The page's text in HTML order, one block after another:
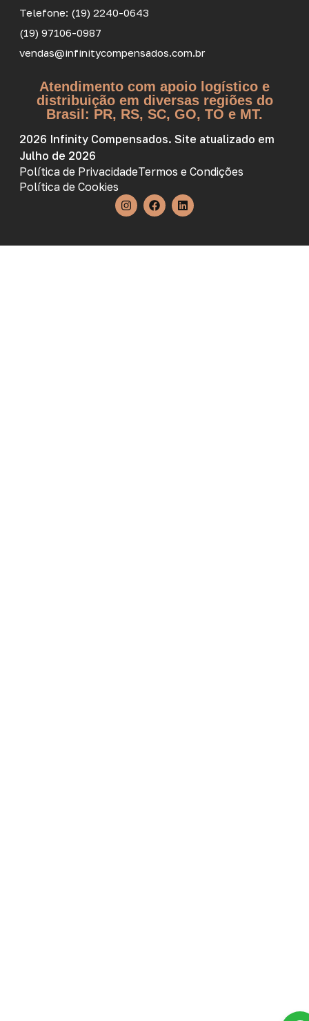
Telefone: (19) 2240-0643
(19) 97106-0987
vendas@infinitycompensados.com.br
Atendimento com apoio logístico e
distribuição em diversas regiões do
Brasil: PR, RS, SC, GO, TO e MT.
2026 Infinity Compensados. Site atualizado em
Julho de 2026
Política de PrivacidadeTermos e Condições
Política de Cookies